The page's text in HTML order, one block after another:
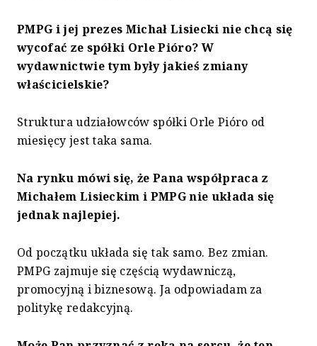
PMPG i jej prezes Michał Lisiecki nie chcą się
wycofać ze spółki Orle Pióro? W
wydawnictwie tym były jakieś zmiany
właścicielskie?
Struktura udziałowców spółki Orle Pióro od
miesięcy jest taka sama.
Na rynku mówi się, że Pana współpraca z
Michałem Lisieckim i PMPG nie układa się
jednak najlepiej.
Od początku układa się tak samo. Bez zmian.
PMPG zajmuje się częścią wydawniczą,
promocyjną i biznesową. Ja odpowiadam za
politykę redakcyjną.